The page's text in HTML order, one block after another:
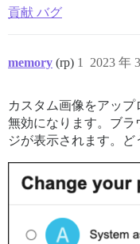
貢献 バグ
memory (rp) 2023 年
1
カスタム画像をアッ
無効になります。ブ
ジが表示されます。ど